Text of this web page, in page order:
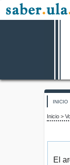
INICIO
Inicio >
El